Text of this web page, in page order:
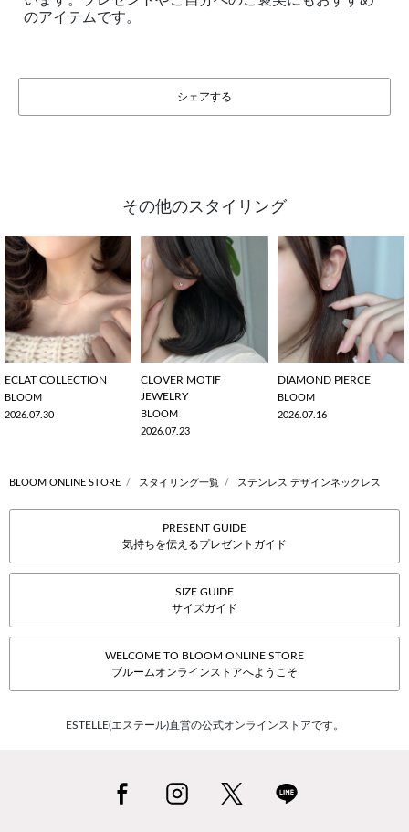
のアイテムです。
シェアする
その他のスタイリング
ECLAT COLLECTION
BLOOM
2026.07.30
CLOVER MOTIF
JEWELRY
BLOOM
2026.07.23
DIAMOND PIERCE
BLOOM
2026.07.16
BLOOM ONLINE STORE スタイリング一覧 ステンレス デザインネックレス
PRESENT GUIDE
気持ちを伝えるプレゼントガイド
SIZE GUIDE
サイズガイド
WELCOME TO BLOOM ONLINE STORE
ブルームオンラインストアへようこそ
ESTELLE(エステール)直営の公式オンラインストアです。